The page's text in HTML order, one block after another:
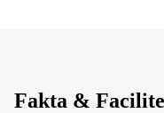
Fakta &